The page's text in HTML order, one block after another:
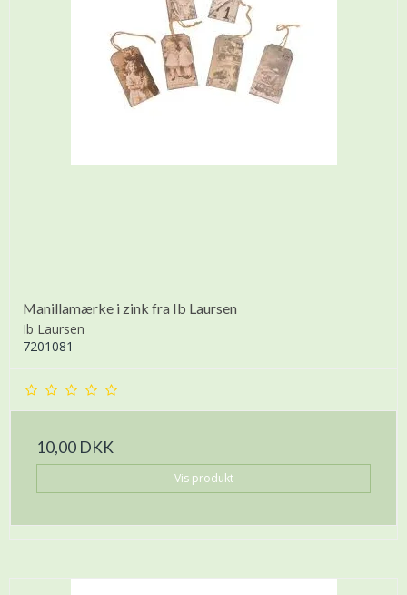
Manillamærke i zink fra Ib Laursen
Ib Laursen
7201081
10,00 DKK
Vis produkt